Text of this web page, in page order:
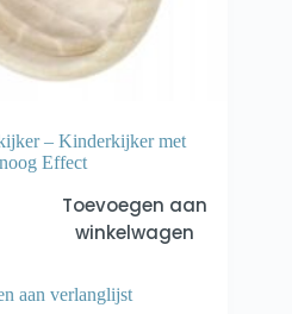
– Kinderkijker met
Effect
Toevoegen aan
winkelwagen
aan verlanglijst